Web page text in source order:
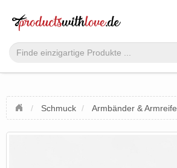
Schmuck Armbänder & Armreife